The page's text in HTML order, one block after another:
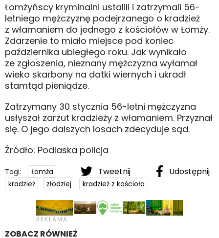
Łomżyńscy kryminalni ustalili i zatrzymali 56-
letniego mężczyznę podejrzanego o kradzież
z włamaniem do jednego z kościołów w Łomży.
Zdarzenie to miało miejsce pod koniec
października ubiegłego roku. Jak wynikało
ze zgłoszenia, nieznany mężczyzna wyłamał
wieko skarbony na datki wiernych i ukradł
stamtąd pieniądze.
Zatrzymany 30 stycznia 56-letni mężczyzna
usłyszał zarzut kradzieży z włamaniem. Przyznał
się. O jego dalszych losach zdecyduje sąd.
Źródło: Podlaska policja
Tweetnij Udostępnij
Tagi:
Łomża
kradzież
złodziej kradzież z kościoła
ZOBACZ RÓWNIEŻ